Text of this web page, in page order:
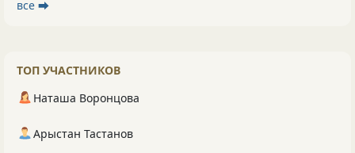
все ⮕
ТОП УЧАСТНИКОВ
Наташа Воронцова
Арыстан Тастанов